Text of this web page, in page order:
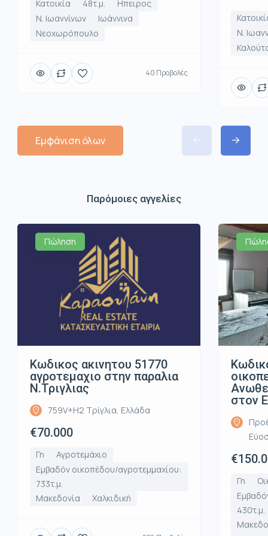
Κατοικία 48τ.μ.
Ηπειρος
Ν. Ιωαννίνων
Ιωάννινα
Νεοχωρόπουλο
40 Προβολές
Ν.
Εμφάνιση όλων
Παρόμοιες αγγελίες
Πώληση
Κωδικος ακινητου 51770
αγροτεμαχιο στην παραλια
Ν.Τριγλιας
759V+H2 Τρίγλια, Ελλάδα
€70.000
Γη
Αγροτεμάχιο
Εμβαδόν οικοπέδου/αγροτεμμαχίου:
733τ.μ.
Μακεδονία
Χαλκιδική
στον
Γη
430τ.μ.